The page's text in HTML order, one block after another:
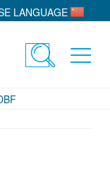
LANGUAGE
Toggle